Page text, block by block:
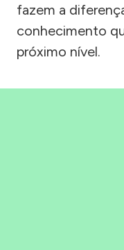
fazem a
conhecimento
próximo nível.